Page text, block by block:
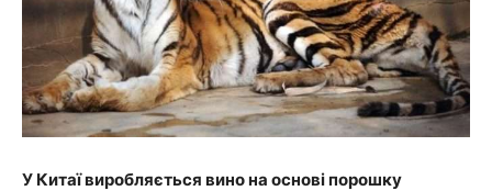
У Китаї виробляється вино на основі порошку